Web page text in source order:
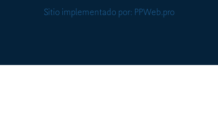
Sitio implementado por: PPWeb.pro